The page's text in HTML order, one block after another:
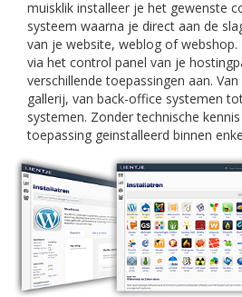
muisklik installeer je het gewenste
systeem waarna je direct aan de
van je website, weblog of
via het control panel van je
verschillende toepassingen aan.
gallerij, van back-office systemen
systemen. Zonder technische
toepassing geinstalleerd binnen